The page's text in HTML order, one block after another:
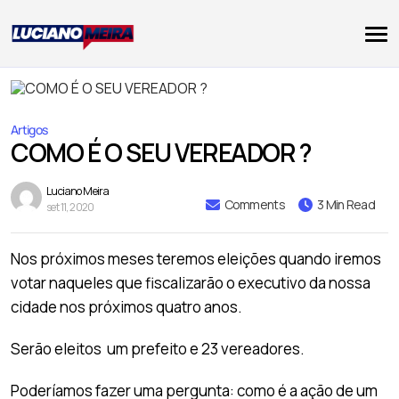
Artigos
COMO É O SEU VEREADOR ?
Luciano Meira
set 11, 2020
Comments 3 Min Read
Nos próximos meses teremos eleições quando iremos
votar naqueles que fiscalizarão o executivo da nossa
cidade nos próximos quatro anos.
Serão eleitos um prefeito e 23 vereadores.
Poderíamos fazer uma pergunta: como é a ação de um